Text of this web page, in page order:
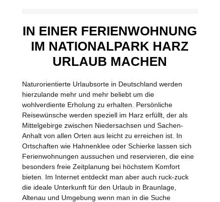
IN EINER FERIENWOHNUNG
IM NATIONALPARK HARZ
URLAUB MACHEN
Naturorientierte Urlaubsorte in Deutschland werden
hierzulande mehr und mehr beliebt um die
wohlverdiente Erholung zu erhalten. Persönliche
Reisewünsche werden speziell im Harz erfüllt, der als
Mittelgebirge zwischen Niedersachsen und Sachen-
Anhalt von allen Orten aus leicht zu erreichen ist. In
Ortschaften wie Hahnenklee oder Schierke lassen sich
Ferienwohnungen aussuchen und reservieren, die eine
besonders freie Zeitplanung bei höchstem Komfort
bieten. Im Internet entdeckt man aber auch ruck-zuck
die ideale Unterkunft für den Urlaub in Braunlage,
Altenau und Umgebung wenn man in die Suche